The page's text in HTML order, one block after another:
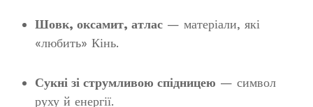
Шовк, оксамит, атлас — матеріали, які
«любить» Кінь.
Сукні зі струмливою спідницею — символ
руху й енергії.